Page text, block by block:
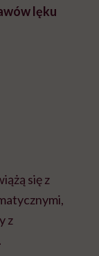
lęku
się z
z
.